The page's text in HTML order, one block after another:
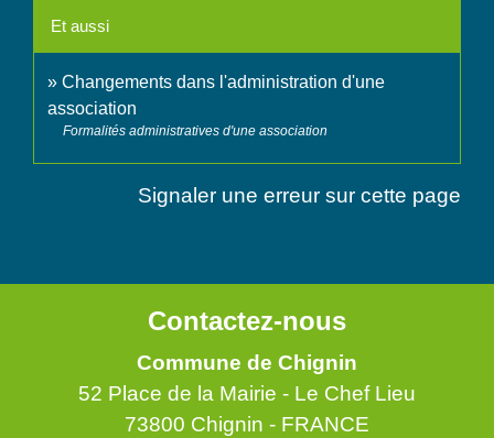
Et aussi
Changements dans l'administration d'une
association
Formalités administratives d'une association
Signaler une erreur sur cette page
Contactez-nous
Commune de Chignin
52 Place de la Mairie - Le Chef Lieu
73800 Chignin - FRANCE